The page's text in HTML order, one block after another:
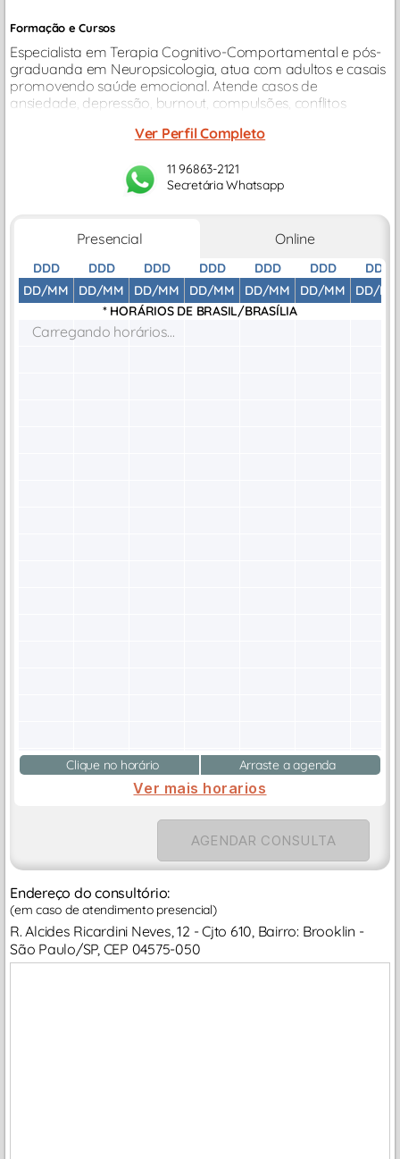
Formação e Cursos
Especialista em Terapia Cognitivo-Comportamental e pós-
graduanda em Neuropsicologia, atua com adultos e casais
promovendo saúde emocional. Atende casos de
ansiedade, depressão, burnout, compulsões, conflitos
Ver Perfil Completo
11 96863-2121
Secretária Whatsapp
Presencial Online
DDD
DD/MM
DDD
DD/MM
DDD
DD/MM
DDD
DD/MM
DDD
DD/MM
DDD
DD/MM
DDD
DD/MM
* HORÁRIOS DE BRASIL/BRASÍLIA
Carregando horários...
Clique no horário Arraste a agenda
Ver mais horarios
AGENDAR CONSULTA
Endereço do consultório:
(em caso de atendimento presencial)
R. Alcides Ricardini Neves, 12 - Cjto 610, Bairro: Brooklin -
São Paulo/SP, CEP 04575-050